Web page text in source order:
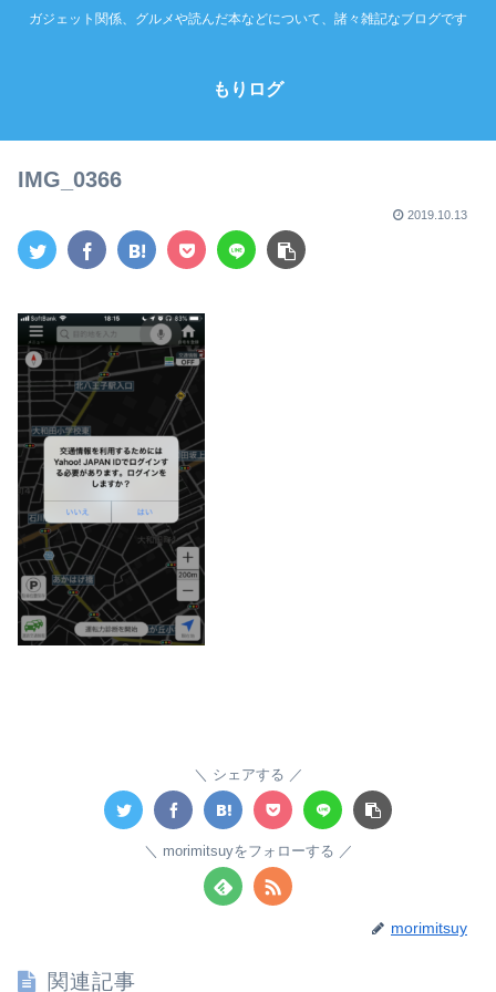
ガジェット関係、グルメや読んだ本などについて、諸々雑記なブログです
もりログ
IMG_0366
2019.10.13
シェアする
morimitsuyをフォローする
morimitsuy
関連記事